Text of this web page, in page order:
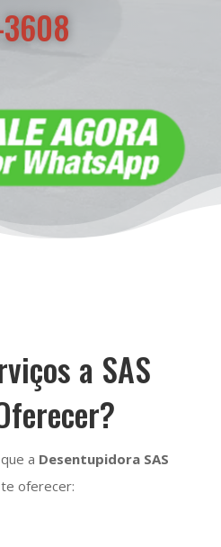
a SAS
a Desentupidora SAS
oferecer: